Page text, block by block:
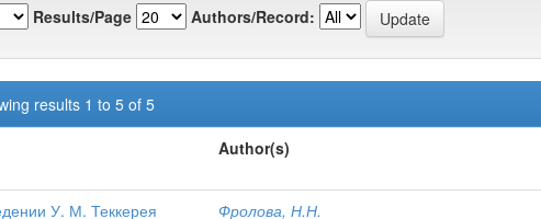
Results/Page Authors/Record:
results 1 to 5 of 5
Author(s)
У. М. Теккерея
Фролова, Н.Н.